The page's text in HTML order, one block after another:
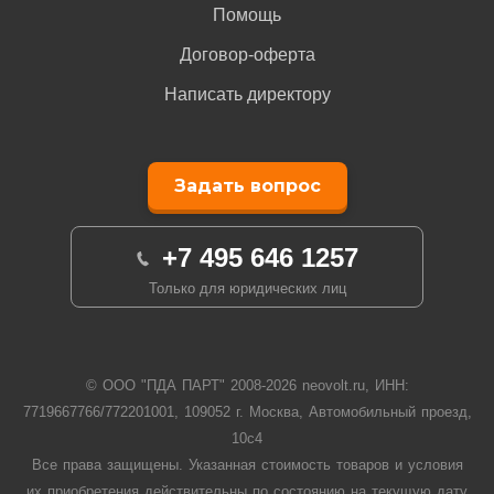
Помощь
Договор-оферта
Написать директору
Задать вопрос
+7 495 646 1257
Только для юридических лиц
© ООО "ПДА ПАРТ" 2008-2026neovolt.ru, ИНН:
7719667766/772201001, 109052 г. Москва, Автомобильный проезд,
10с4
Все права защищены. Указанная стоимость товаров и условия